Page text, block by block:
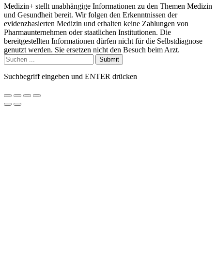
Medizin+ stellt unabhängige Informationen zu den Themen Medizin
und Gesundheit bereit. Wir folgen den Erkenntnissen der
evidenzbasierten Medizin und erhalten keine Zahlungen von
Pharmaunternehmen oder staatlichen Institutionen. Die
bereitgestellten Informationen dürfen nicht für die Selbstdiagnose
genutzt werden. Sie ersetzen nicht den Besuch beim Arzt.
Submit
Suchbegriff eingeben und ENTER drücken